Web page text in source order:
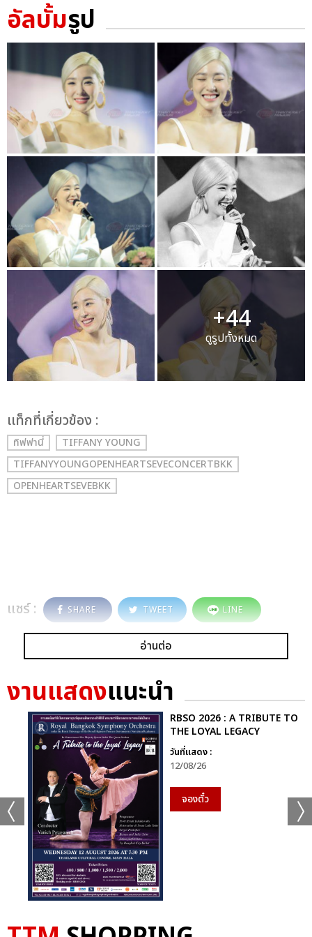
อัลบั้มรูป
+44
ดูรูปทั้งหมด
เเท็กที่เกี่ยวข้อง :
ทิฟฟานี่
TIFFANY YOUNG
TIFFANYYOUNGOPENHEARTSEVECONCERTBKK
OPENHEARTSEVEBKK
แชร์ : SHARE TWEET LINE
อ่านต่อ
งานแสดงแนะนำ
RBSO 2026 : A TRIBUTE TO
THE LOYAL LEGACY
วันที่แสดง :
12/08/26
จองตั๋ว